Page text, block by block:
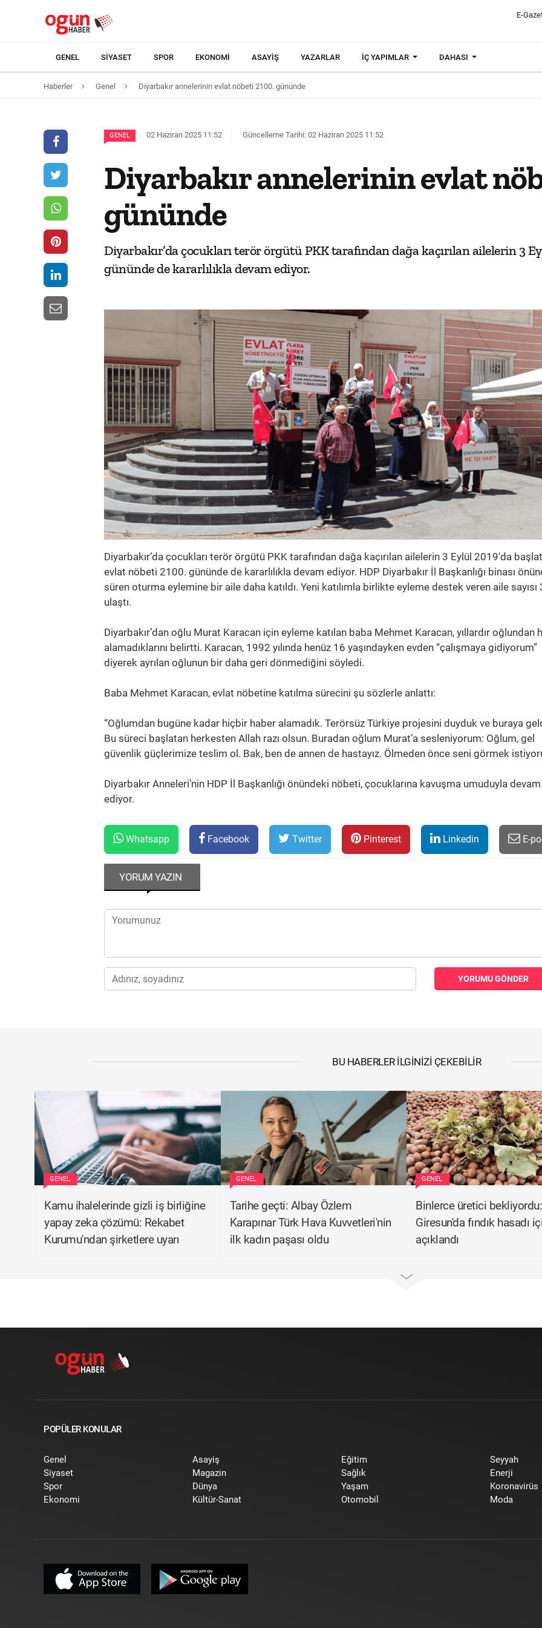
E-
GENEL SIYASET SPOR EKONOMI ASAYIŞ YAZARLAR İÇ YAPIMLAR DAHASI
Haberler Genel Diyarbakır annelerinin evlat nöbeti 2100. gününde
GENEL 02 Haziran 2025 11:52 Güncelleme Tarihi: 02 Haziran 2025 11:52
Diyarbakır annelerinin evlat
gününde
Diyarbakır’da çocukları terör örgütü PKK tarafından dağa kaçırılan ailelerin 3
gününde de kararlılıkla devam ediyor.
Diyarbakır’da çocukları terör örgütü PKK tarafından dağa kaçırılan ailelerin 3 Eylül 2019'da
evlat nöbeti 2100. gününde de kararlılıkla devam ediyor. HDP Diyarbakır İl Başkanlığı binası
süren oturma eylemine bir aile daha katıldı. Yeni katılımla birlikte eyleme destek veren aile sayısı
ulaştı.
Diyarbakır’dan oğlu Murat Karacan için eyleme katılan baba Mehmet Karacan, yıllardır oğlundan
alamadıklarını belirtti. Karacan, 1992 yılında henüz 16 yaşındayken evden “çalışmaya gidiyorum”
diyerek ayrılan oğlunun bir daha geri dönmediğini söyledi.
Baba Mehmet Karacan, evlat nöbetine katılma sürecini şu sözlerle anlattı:
“Oğlumdan bugüne kadar hiçbir haber alamadık. Terörsüz Türkiye projesini duyduk ve buraya
Bu süreci başlatan herkesten Allah razı olsun. Buradan oğlum Murat’a sesleniyorum: Oğlum, gel
güvenlik güçlerimize teslim ol. Bak, ben de annen de hastayız. Ölmeden önce seni görmek
Diyarbakır Anneleri’nin HDP İl Başkanlığı önündeki nöbeti, çocuklarına kavuşma umuduyla devam
ediyor.
Whatsapp Facebook Twitter Pinterest Linkedin E-
YORUM YAZIN
YORUMU GÖNDER
BU HABERLER İLGINIZI ÇEKEBILIR
GENEL
Kamu ihalelerinde gizli iş birliğine
yapay zeka çözümü: Rekabet
Kurumu'ndan şirketlere uyarı
GENEL
Tarihe geçti: Albay Özlem
Karapınar Türk Hava Kuvvetleri'nin
ilk kadın paşası oldu
GENEL
Binlerce üretici bekliyordu:
Giresun'da fındık hasadı
açıklandı
POPÜLER KONULAR
Genel
Siyaset
Spor
Ekonomi
Asayiş
Magazin
Dünya
Kültür-Sanat
Eğitim
Sağlık
Yaşam
Otomobil
Seyyah
Enerji
Koronavirüs
Moda